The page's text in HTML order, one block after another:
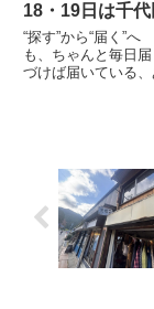
18・19日は千
祭、18日はふれ
踊り
“探す”から“届く”
も、ちゃんと毎日
づけば届いている
ということで暑さ